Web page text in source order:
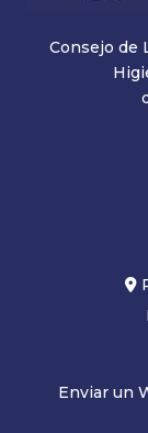
Consejo de
Enviar un